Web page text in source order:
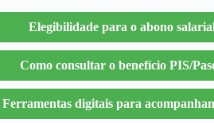
Elegibilidade para o abono
Como consultar o benefício PIS/
Ferramentas digitais para